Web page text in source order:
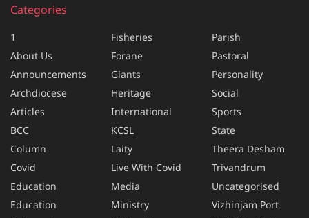
Categories
1
About Us
Announcements
Archdiocese
Articles
BCC
Column
Covid
Education
Education
Fisheries
Forane
Giants
Heritage
International
KCSL
Laity
Live With Covid
Media
Ministry
Parish
Pastoral
Personality
Social
Sports
State
Theera Desham
Trivandrum
Uncategorised
Vizhinjam Port